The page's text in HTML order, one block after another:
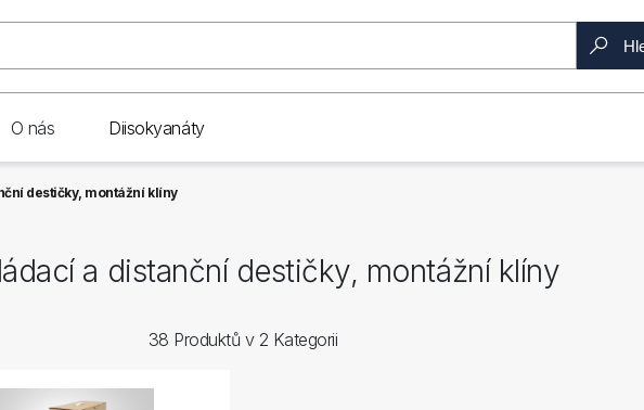
O nás Diisokyanáty
destičky, montážní klíny
a distanční destičky, montážní klíny
38 Produktů v 2 Kategorii